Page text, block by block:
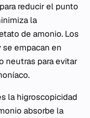
reducir el punto
la
de amonio. Los
empacan en
neutras para evitar
la higroscopicidad
absorbe la